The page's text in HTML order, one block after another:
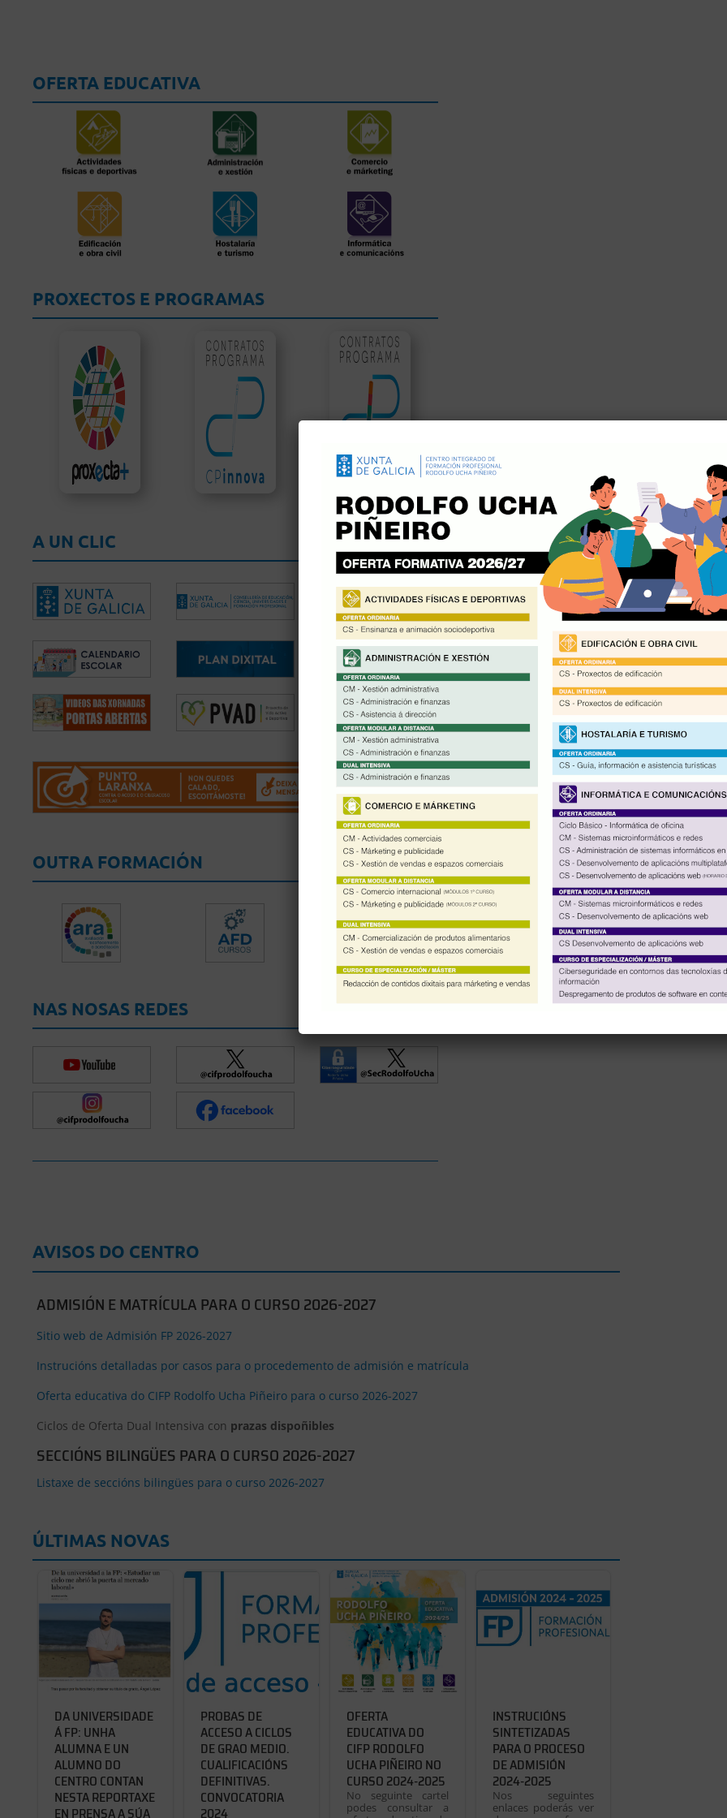
OFERTA EDUCATIVA
PROXECTOS E PROGRAMAS
A UN CLIC
OUTRA FORMACIÓN
NAS NOSAS REDES
AVISOS DO CENTRO
ADMISIÓN E MATRÍCULA PARA O CURSO 2026-2027
Sitio web de Admisión FP 2026-2027
Instrucións detalladas por casos para o procedemento de admisión e matrícula
Oferta educativa do CIFP Rodolfo Ucha Piñeiro para o curso 2026-2027
Ciclos de Oferta Dual Intensiva con prazas dispoñibles
SECCIÓNS BILINGÜES PARA O CURSO 2026-2027
Listaxe de seccións bilingües para o curso 2026-2027
ÚLTIMAS NOVAS
DA UNIVERSIDADE
Á FP: UNHA
ALUMNA E UN
ALUMNO DO
CENTRO CONTAN
NESTA REPORTAXE
EN PRENSA A SÚA
PROBAS DE
ACCESO A CICLOS
DE GRAO MEDIO.
CUALIFICACIÓNS
DEFINITIVAS.
CONVOCATORIA
2024
OFERTA
EDUCATIVA DO
CIFP RODOLFO
UCHA PIÑEIRO NO
CURSO 2024-2025
No seguinte cartel
podes consultar a
INSTRUCIÓNS
SINTETIZADAS
PARA O PROCESO
DE ADMISIÓN
2024-2025
Nos seguintes
enlaces poderás ver